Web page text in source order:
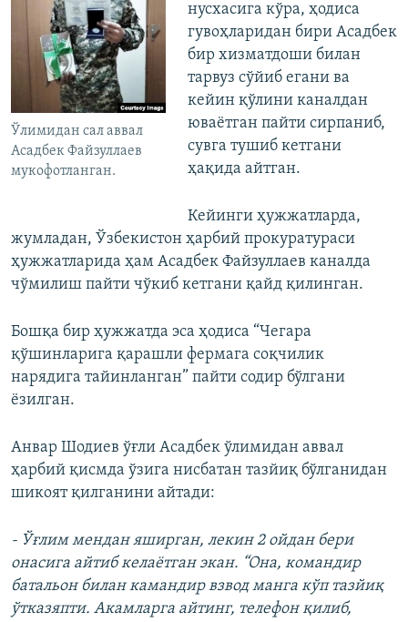
Ўлимидан сал аввал
Асадбек Файзуллаев
мукофотланган.
нусхасига кўра, ҳодиса
гувоҳларидан бири Асадбек
бир хизматдоши билан
тарвуз сўйиб егани ва
кейин қўлини каналдан
юваётган пайти сирпаниб,
сувга тушиб кетгани
ҳақида айтган.
Кейинги ҳужжатларда,
жумладан, Ўзбекистон ҳарбий прокуратураси
ҳужжатларида ҳам Асадбек Файзуллаев каналда
чўмилиш пайти чўкиб кетгани қайд қилинган.
Бошқа бир ҳужжатда эса ҳодиса “Чегара
қўшинларига қарашли фермага соқчилик
нарядига тайинланган” пайти содир бўлгани
ёзилган.
Анвар Шодиев ўғли Асадбек ўлимидан аввал
ҳарбий қисмда ўзига нисбатан тазйиқ бўлганидан
шикоят қилганини айтади:
- Ўғлим мендан яширган, лекин 2 ойдан бери
онасига айтиб келаётган экан. “Она, командир
батальон билан камандир взвод манга кўп тазйиқ
ўтказяпти. Акамларга айтинг, телефон қилиб,